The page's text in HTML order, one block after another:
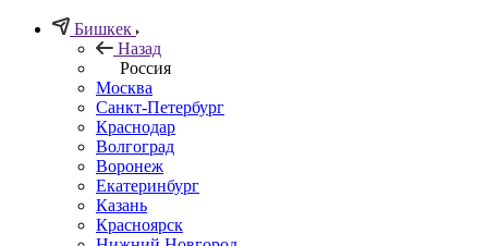
Бишкек
Назад
Россия
Москва
Санкт-Петербург
Краснодар
Волгоград
Воронеж
Екатеринбург
Казань
Красноярск